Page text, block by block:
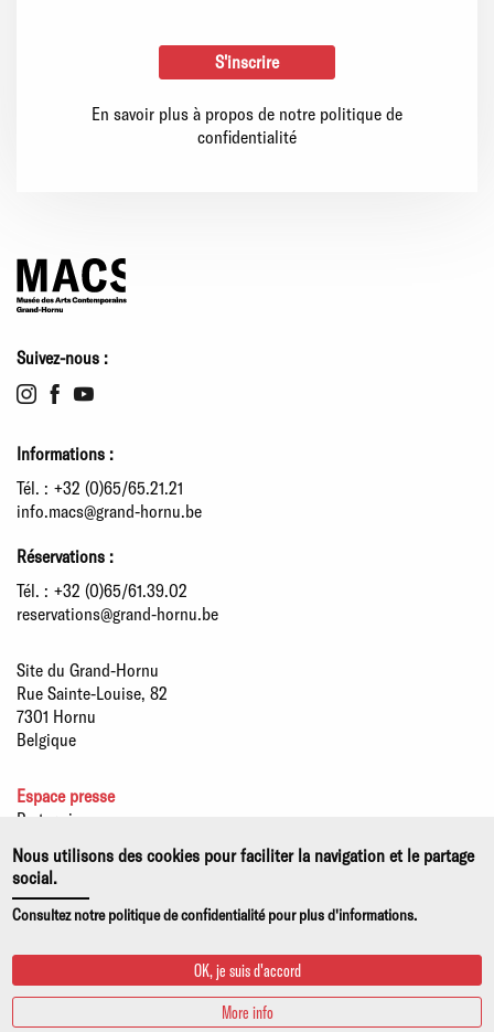
En savoir plus à propos de notre politique de
confidentialité
Suivez-nous :
Informations :
Tél. : +32 (0)65/65.21.21
info.macs@grand-hornu.be
Réservations :
Tél. : +32 (0)65/61.39.02
reservations@grand-hornu.be
Site du Grand-Hornu
Rue Sainte-Louise, 82
7301 Hornu
Belgique
Espace presse
Partenaires
Offres d'emploi
Notices légales
Nous utilisons des cookies pour faciliter la navigation et le partage
social.
Consultez notre politique de confidentialité pour plus d'informations.
OK, je suis d'accord
More info